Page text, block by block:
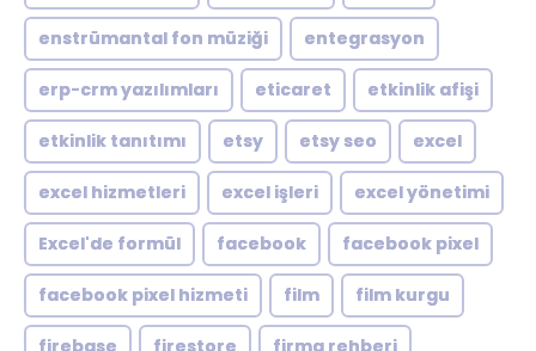
enstrümantal fon müziği entegrasyon
erp-crm yazılımları eticaret etkinlik afişi
etkinlik tanıtımı etsy etsy seo excel
excel hizmetleri excel işleri excel yönetimi
Excel'de formül facebook facebook pixel
facebook pixel hizmeti film film kurgu
firebase firestore firma rehberi